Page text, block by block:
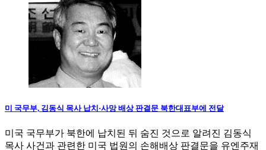
미 국무부, 김동식 목사 납치·사망 배상 판결문 북한대표부에 전달
미국 국무부가 북한에 납치된 뒤 숨진 것으로 알려진 김동식
목사 사건과 관련한 미국 법원의 손해배상 판결문을 유엔주재